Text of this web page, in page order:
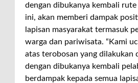
dengan dibukanya kembali rute
ini, akan memberi dampak
lapisan masyarakat termasuk
warga dan pariwisata. “Kami
atas terobosan yang dilakukan
dengan dibukanya kembali
berdampak kepada semua